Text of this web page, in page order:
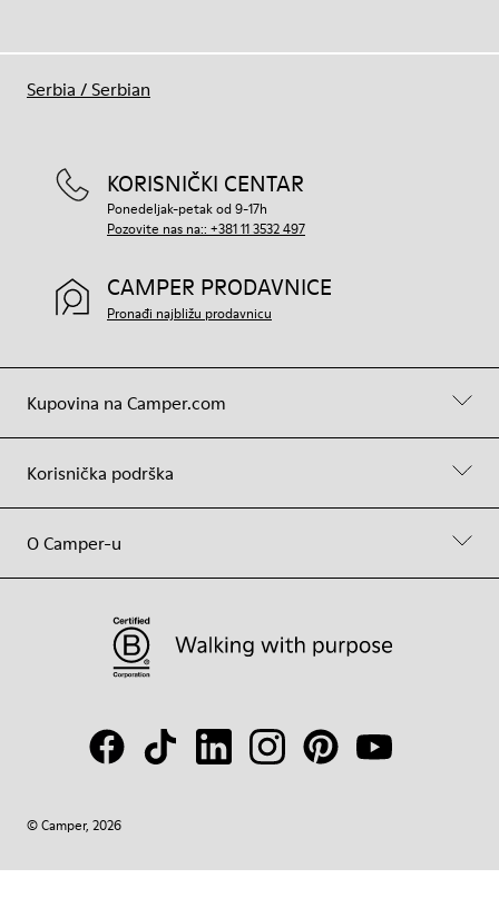
Kupovina na Camper.com
Korisnička podrška
O Camper-u
KORISNIČKI CENTAR
Ponedeljak-petak od 9-17h
Pozovite nas na:: +381 11 3532 497
CAMPER PRODAVNICE
Pronađi najbližu prodavnicu
© Camper, 2026
Serbia /Serbian